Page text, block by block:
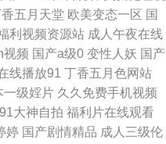
视频 国产69精品福利 天天干在线
不卡 手机人人网 激情亚洲综合一
电影在线观看免费高清完整版 桃
片巜高级艳妇2 在线电影院 国产人
五月天堂 欧美变态一区 国
利视频资源站 成人午夜在线
视频 国产a级0 变性人妖 国产
线播放91 丁香五月色网站
一级婬片 久久免费手机视频
91大神自拍 福利片在线观看
婷 国产剧情精品 成人三级伦